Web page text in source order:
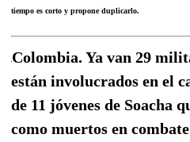
tiempo es corto y propone duplicarlo.
Colombia. Ya van 29
están involucrados en el
de 11 jóvenes de Soacha
como muertos en combate